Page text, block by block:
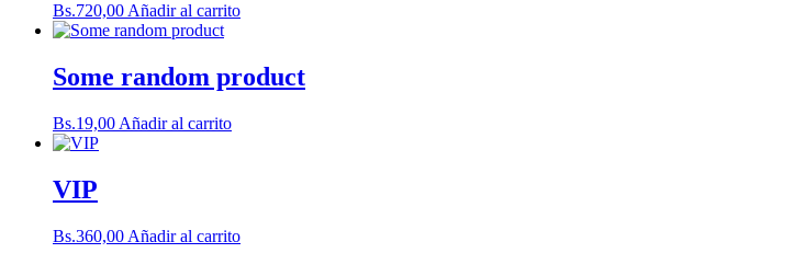
Bs.720,00Añadir al carrito
Some random product
Bs.19,00 Añadir al carrito
VIP
Bs.360,00 Añadir al carrito